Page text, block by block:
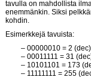
tavulla on mahdollista
enemmänkin. Siksi
kohdin.
Esimerkkejä tavuista:
00000010 = 2
00011111 = 31
10101101 = 173
11111111 = 255